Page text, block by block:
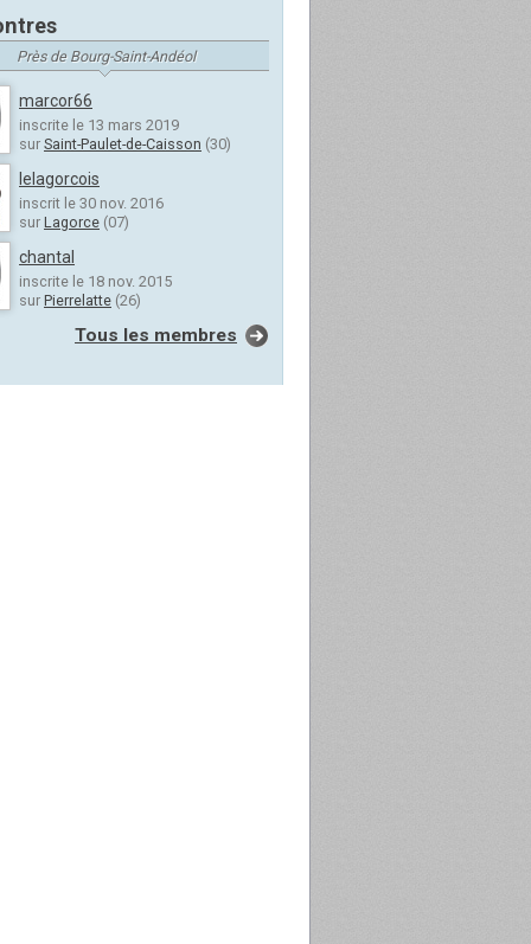
Près de Bourg-Saint-Andéol
marcor66
inscrite le 13 mars 2019
sur Saint-Paulet-de-Caisson (30)
lelagorcois
inscrit le 30 nov. 2016
sur Lagorce (07)
chantal
inscrite le 18 nov. 2015
sur Pierrelatte (26)
Tous les membres